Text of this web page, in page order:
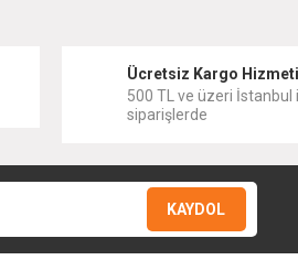
Ücretsiz Kargo Hizmeti
500 TL ve üzeri İstanbul
siparişlerde
KAYDOL